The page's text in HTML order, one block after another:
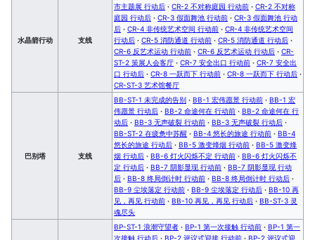
水晶箭行动 支线
市主题展 行动后 · CR-2 不对称庭园 行动前 · CR-2 不对称
庭园 行动后 · CR-3 假面舞池 行动前 · CR-3 假面舞池 行动
后 · CR-4 非传统艺术空间 行动前 · CR-4 非传统艺术空间
行动后 · CR-5 消防通道 行动前 · CR-5 消防通道 行动后 ·
CR-6 反艺术运动 行动前 · CR-6 反艺术运动 行动后 · CR-
ST-2 策展人会客厅 · CR-7 安全出口 行动前 · CR-7 安全出
口 行动后 · CR-8 一跃而下 行动前 · CR-8 一跃而下 行动后 ·
CR-ST-3 艺术馆餐厅
巴别塔 支线
BB-ST-1 未完成的告别 · BB-1 宏伟愿景 行动前 · BB-1 宏
伟愿景 行动后 · BB-2 命途何在 行动前 · BB-2 命途何在 行
动后 · BB-3 无声破裂 行动前 · BB-3 无声破裂 行动后 ·
BB-ST-2 在疲惫中苏醒 · BB-4 悠长的旅途 行动前 · BB-4
悠长的旅途 行动后 · BB-5 激变烽烟 行动前 · BB-5 激变烽
烟 行动后 · BB-6 灯火闪烁不定 行动前 · BB-6 灯火闪烁不
定 行动后 · BB-7 阴影显现 行动前 · BB-7 阴影显现 行动
后 · BB-8 终局倒计时 行动前 · BB-8 终局倒计时 行动后 ·
BB-9 尘埃落定 行动前 · BB-9 尘埃落定 行动后 · BB-10 再
见，再见 行动前 · BB-10 再见，再见 行动后 · BB-ST-3 灵
魂尽头
BP-ST-1 浪潮守望者 · BP-1 第一次接触 行动前 · BP-1 第一
次接触 行动后 · BP-2 评议式迎接 行动前 · BP-2 评议式迎